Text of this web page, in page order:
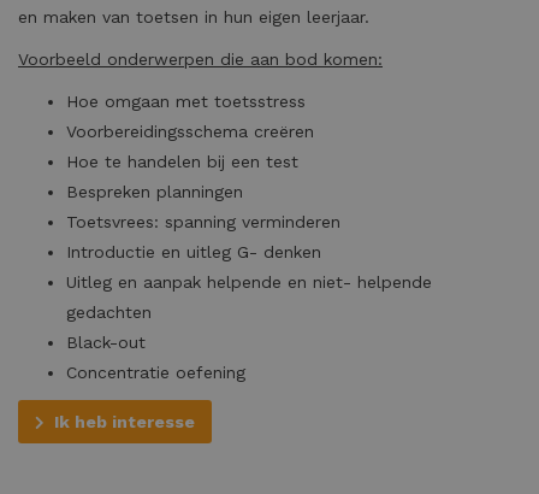
en maken van toetsen in hun eigen leerjaar.
Voorbeeld onderwerpen die aan bod komen:
Hoe omgaan met toetsstress
Voorbereidingsschema creëren
Hoe te handelen bij een test
Bespreken planningen
Toetsvrees: spanning verminderen
Introductie en uitleg G- denken
Uitleg en aanpak helpende en niet- helpende
gedachten
Black-out
Concentratie oefening
Ik heb interesse